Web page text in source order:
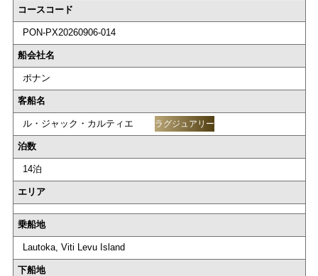
コースコード
PON-PX20260906-014
船会社名
ポナン
客船名
ル・ジャック・カルティエ ラグジュアリー
泊数
14泊
エリア
乗船地
Lautoka, Viti Levu Island
下船地